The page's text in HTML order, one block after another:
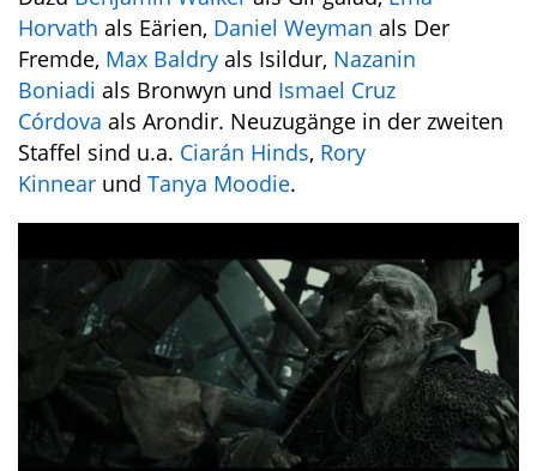
Horvath als Eärien, Daniel Weyman als Der
Fremde, Max Baldry als Isildur, Nazanin
Boniadi als Bronwyn und Ismael Cruz
Córdova als Arondir. Neuzugänge in der zweiten
Staffel sind u.a. Ciarán Hinds, Rory
Kinnear und Tanya Moodie.